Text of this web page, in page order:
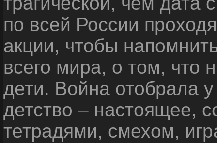
по всей России
акции, чтобы
всего мира, о том, что
дети. Война отобрала
детство – настоящее,
тетрадями, смехом,